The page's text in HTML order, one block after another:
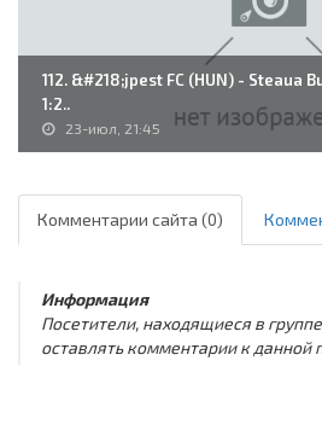
112. &#218;jpest FC (HUN) - Steaua
1:2..
23-июл, 21:45
Комментарии сайта (0)
Информация
Посетители, находящиеся в группе
оставлять комментарии к данной